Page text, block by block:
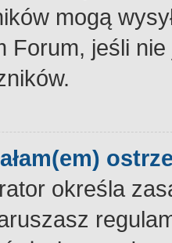
mogą
Forum, jeśli
określa